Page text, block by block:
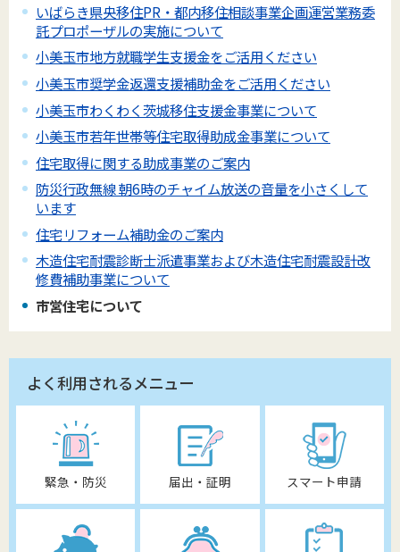
いばらき県央移住PR・都内移住相談事業企画運営業務委
託プロポーザルの実施について
小美玉市地方就職学生支援金をご活用ください
小美玉市奨学金返還支援補助金をご活用ください
小美玉市わくわく茨城移住支援金事業について
小美玉市若年世帯等住宅取得助成金事業について
住宅取得に関する助成事業のご案内
防災行政無線 朝6時のチャイム放送の音量を小さくして
います
住宅リフォーム補助金のご案内
木造住宅耐震診断士派遣事業および木造住宅耐震設計改
修費補助事業について
市営住宅について
よく利用されるメニュー
緊急・防災 届出・証明 スマート申請